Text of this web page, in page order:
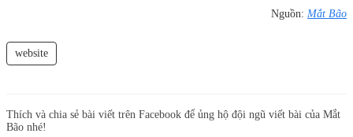
Nguồn: Mắt Bão
website
Thích và chia sẻ bài viết trên Facebook để ủng hộ đội ngũ viết bài của Mắt
Bão nhé!